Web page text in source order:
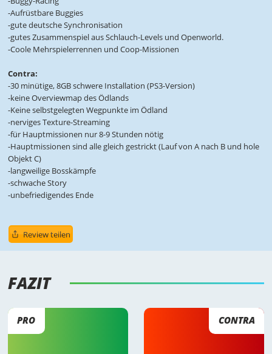
-Aufrüstbare Buggies
-gute deutsche Synchronisation
-gutes Zusammenspiel aus Schlauch-Levels und Openworld.
-Coole Mehrspielerrennen und Coop-Missionen
Contra:
-30 minütige, 8GB schwere Installation (PS3-Version)
-keine Overviewmap des Ödlands
-Keine selbstgelegten Wegpunkte im Ödland
-nerviges Texture-Streaming
-für Hauptmissionen nur 8-9 Stunden nötig
-Hauptmissionen sind alle gleich gestrickt (Lauf von A nach B und hole
Objekt C)
-langweilige Bosskämpfe
-schwache Story
-unbefriedigendes Ende
Review teilen
FAZIT
PRO CONTRA